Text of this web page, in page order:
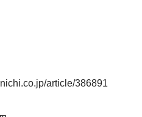
article/386891